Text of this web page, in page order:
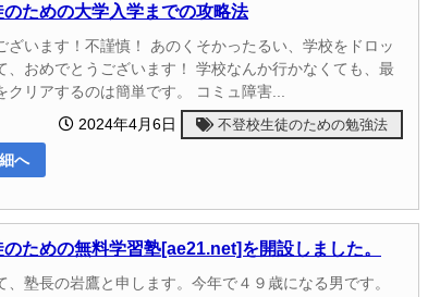
ための大学入学までの攻略法
ざいます！不謹慎！ あのくそかったるい、学校をドロッ
、おめでとうございます！ 学校なんか行かなくても、最
クリアするのは簡単です。 コミュ障害...
2024年4月6日
不登校生徒のための勉強法
へ
ための無料学習塾[ae21.net]を開設しました。
、塾長の岩鷹と申します。今年で４９歳になる男です。